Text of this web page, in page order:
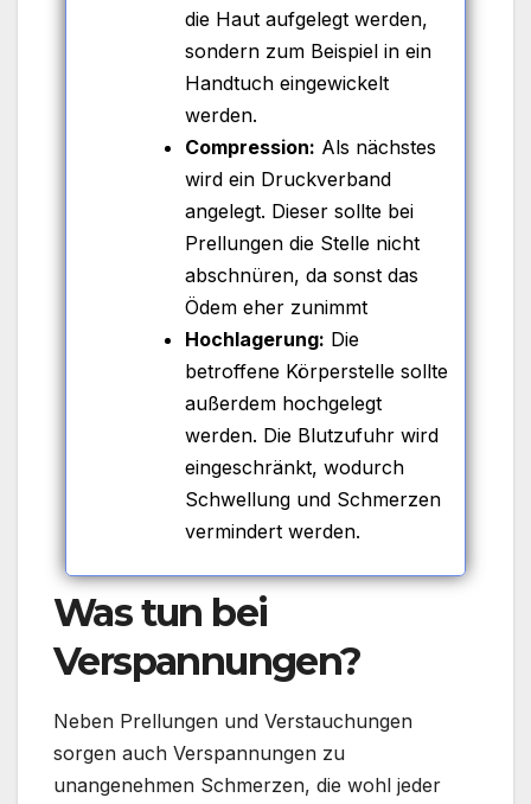
die Haut aufgelegt werden,
sondern zum Beispiel in ein
Handtuch eingewickelt
werden.
Compression: Als nächstes
wird ein Druckverband
angelegt. Dieser sollte bei
Prellungen die Stelle nicht
abschnüren, da sonst das
Ödem eher zunimmt
Hochlagerung: Die
betroffene Körperstelle sollte
außerdem hochgelegt
werden. Die Blutzufuhr wird
eingeschränkt, wodurch
Schwellung und Schmerzen
vermindert werden.
Was tun bei
Verspannungen?
Neben Prellungen und Verstauchungen
sorgen auch Verspannungen zu
unangenehmen Schmerzen, die wohl jeder